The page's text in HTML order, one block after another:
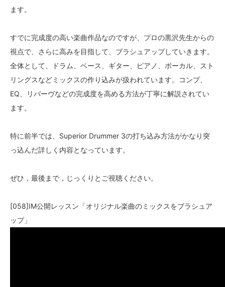
ます。
すでに完成度の高い楽曲作品なのですが、プロの黒沢先生からの
視点で、さらに高みを目指して、ブラシュアップしていきます。
全体として、ドラム、ベース、ギター、ピアノ、ボーカル、スト
リングスなどミックスの作り込みが扱われています。コンプ、
EQ、リバーヴなどの完成度を高める方法が丁寧に解説されてい
ます。
特に前半では、Superior Drummer 3の打ち込み方法がかなり突
っ込んだ詳しく内容となっています。
ぜひ，最後まで，じっくりとご視聴ください。
[058]IM公開レッスン「オリジナル楽曲のミックスをブラシュア
ップ」